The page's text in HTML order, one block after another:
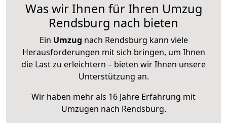
Was wir Ihnen für Ihren Umzug
Rendsburg nach bieten
Ein Umzug nach Rendsburg kann viele
Herausforderungen mit sich bringen, um Ihnen
die Last zu erleichtern – bieten wir Ihnen unsere
Unterstützung an.
Wir haben mehr als 16 Jahre Erfahrung mit
Umzügen nach Rendsburg.